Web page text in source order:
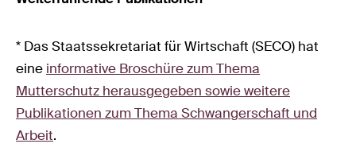
* Das Staatssekretariat für Wirtschaft (SECO) hat
eine informative Broschüre zum Thema
Mutterschutz herausgegeben sowie weitere
Publikationen zum Thema Schwangerschaft und
Arbeit.